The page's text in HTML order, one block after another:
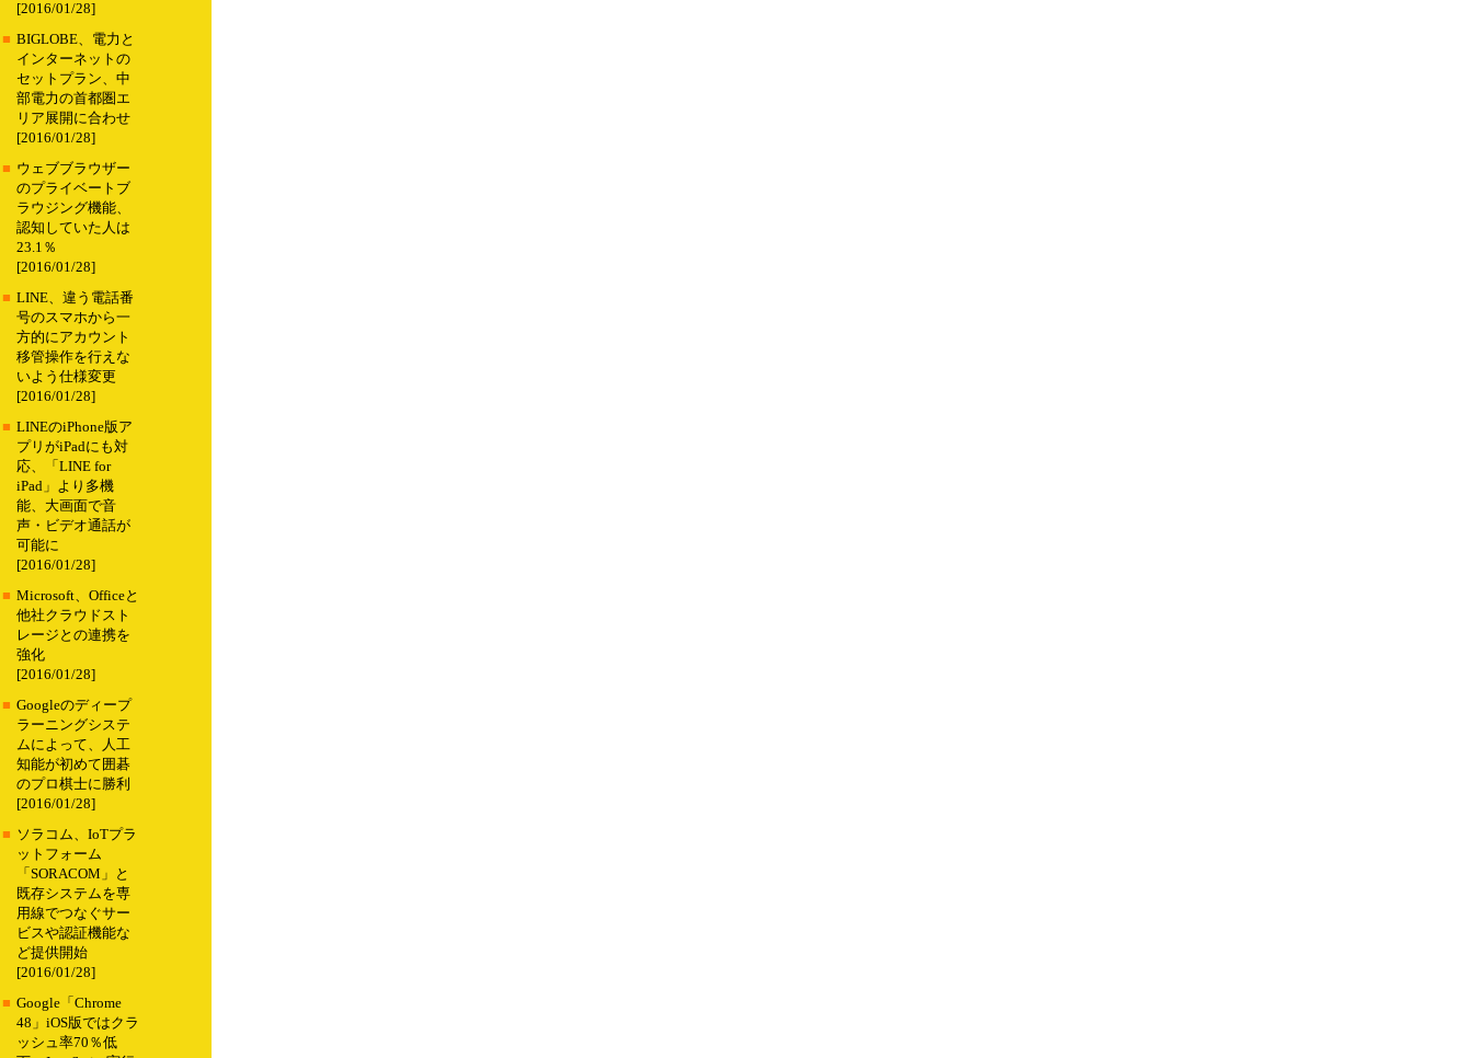
[2016/01/28]
■ BIGLOBE、電力と
インターネットの
セットプラン、中
部電力の首都圏エ
リア展開に合わせ
[2016/01/28]
■ ウェブブラウザー
のプライベートブ
ラウジング機能、
認知していた人は
23.1％
[2016/01/28]
■ LINE、違う電話番
号のスマホから一
方的にアカウント
移管操作を行えな
いよう仕様変更
[2016/01/28]
■ LINEのiPhone版ア
プリがiPadにも対
応、「LINE for
iPad」より多機
能、大画面で音
声・ビデオ通話が
可能に
[2016/01/28]
■ Microsoft、Officeと
他社クラウドスト
レージとの連携を
強化
[2016/01/28]
■ Googleのディープ
ラーニングシステ
ムによって、人工
知能が初めて囲碁
のプロ棋士に勝利
[2016/01/28]
■ ソラコム、IoTプラ
ットフォーム
「SORACOM」と
既存システムを専
用線でつなぐサー
ビスや認証機能な
ど提供開始
[2016/01/28]
■ Google「Chrome
48」iOS版ではクラ
ッシュ率70％低